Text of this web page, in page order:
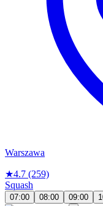
Warszawa
★4.7 (259)
Squash
07:00 08:00 09:00